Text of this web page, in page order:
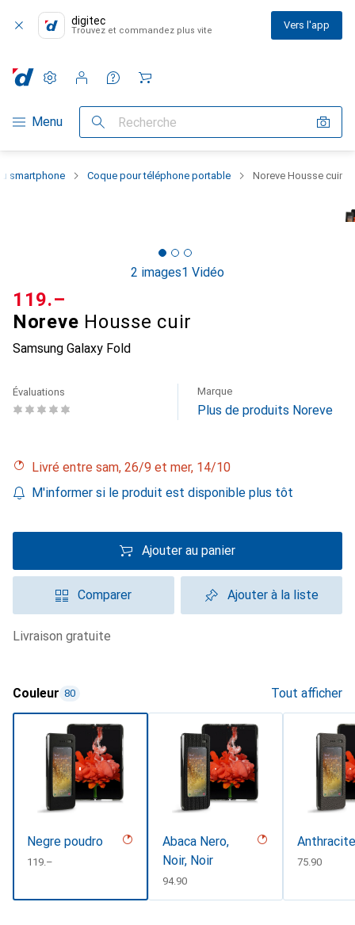
digitec
Trouvez et commandez plus vite Vers l'app
Navigation par catégorie
Menu Recherche
Paramètres
Compte client
Listes de comparaison
Listes d'envies
Panier
smartphone Coque pour téléphone portable Noreve Housse cuir
2 images1 Vidéo
Noreve Housse cuir
Samsung Galaxy Fold
CHF
119.–
Évaluations Marque
Plus de produits Noreve
Livré entre sam, 26/9 et mer, 14/10
M'informer si le produit est disponible plus tôt
Ajouter au panier
Comparer Ajouter à la liste
livraison gratuite
Couleur 80 Tout afficher
Negre poudro
CHF
119.–
Abaca Nero,
Noir, Noir
CHF
94.90
CHF
75.90